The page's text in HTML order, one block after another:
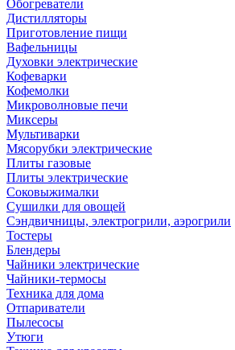
Обогреватели
Дистилляторы
Приготовление пищи
Вафельницы
Духовки электрические
Кофеварки
Кофемолки
Микроволновые печи
Миксеры
Мультиварки
Мясорубки электрические
Плиты газовые
Плиты электрические
Соковыжималки
Сушилки для овощей
Сэндвичницы, электрогрили, аэрогрили
Тостеры
Блендеры
Чайники электрические
Чайники-термосы
Техника для дома
Отпариватели
Пылесосы
Утюги